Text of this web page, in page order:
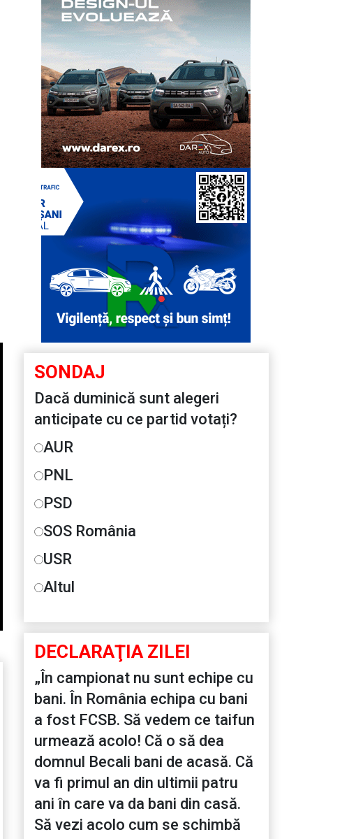
SONDAJ
Dacă duminică sunt alegeri
anticipate cu ce partid votați?
AUR
PNL
PSD
SOS România
USR
Altul
DECLARAŢIA ZILEI
„În campionat nu sunt echipe cu
bani. În România echipa cu bani
a fost FCSB. Să vedem ce taifun
urmează acolo! Că o să dea
domnul Becali bani de acasă. Că
va fi primul an din ultimii patru
ani în care va da bani din casă.
Să vezi acolo cum se schimbă